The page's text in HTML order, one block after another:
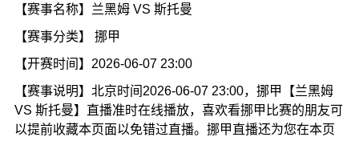
【赛事名称】兰黑姆 VS 斯托曼
【赛事分类】 挪甲
【开赛时间】2026-06-07 23:00
【赛事说明】北京时间2026-06-07 23:00，挪甲【兰黑姆
VS 斯托曼】直播准时在线播放，喜欢看挪甲比赛的朋友可
以提前收藏本页面以免错过直播。挪甲直播还为您在本页